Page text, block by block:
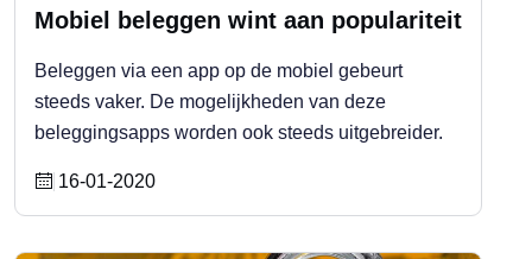
Mobiel beleggen wint aan populariteit
Beleggen via een app op de mobiel gebeurt
steeds vaker. De mogelijkheden van deze
beleggingsapps worden ook steeds uitgebreider.
16-01-2020